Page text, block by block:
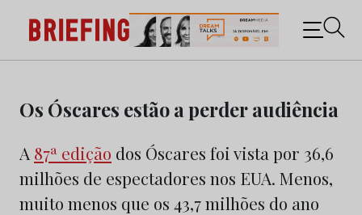
content
Briefing: Todas as notícias sobre os negócios do
Marketing e da Publicidade
Os Óscares estão a perder audiência
A 87ª edição dos Óscares foi vista por 36,6
milhões de espectadores nos EUA. Menos,
muito menos que os 43,7 milhões do ano